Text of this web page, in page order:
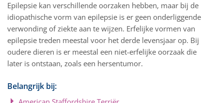
Epilepsie kan verschillende oorzaken hebben, maar bij de
idiopathische vorm van epilepsie is er geen onderliggende
verwonding of ziekte aan te wijzen. Erfelijke vormen van
epilepsie treden meestal voor het derde levensjaar op. Bij
oudere dieren is er meestal een niet-erfelijke oorzaak die
later is ontstaan, zoals een hersentumor.
Belangrijk bij: